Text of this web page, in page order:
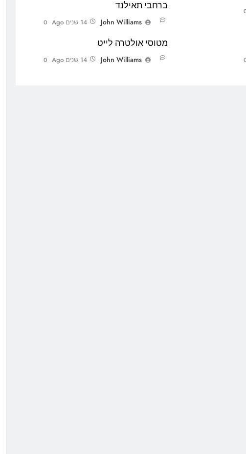
ברחבי תאילנד
John Williams
14 שנים Ago 0
מטוסי אולטרה לייט
John Williams
14 שנים Ago 0